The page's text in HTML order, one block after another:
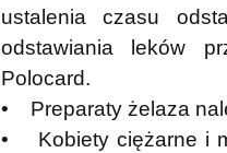
ustalenia czasu
odstawiania leków
Polocard.
• Preparaty żelaza
• Kobiety ciężarne i